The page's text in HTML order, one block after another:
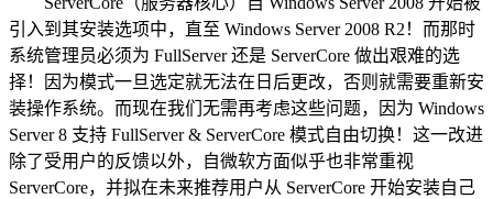
引入到其安装选项中，直至 Windows Server 2008 R2！而那时
系统管理员必须为 FullServer 还是 ServerCore 做出艰难的选
择！因为模式一旦选定就无法在日后更改，否则就需要重新安
装操作系统。而现在我们无需再考虑这些问题，因为 Windows
Server 8 支持 FullServer & ServerCore 模式自由切换！这一改进
除了受用户的反馈以外，自微软方面似乎也非常重视
ServerCore，并拟在未来推荐用户从 ServerCore 开始安装自己